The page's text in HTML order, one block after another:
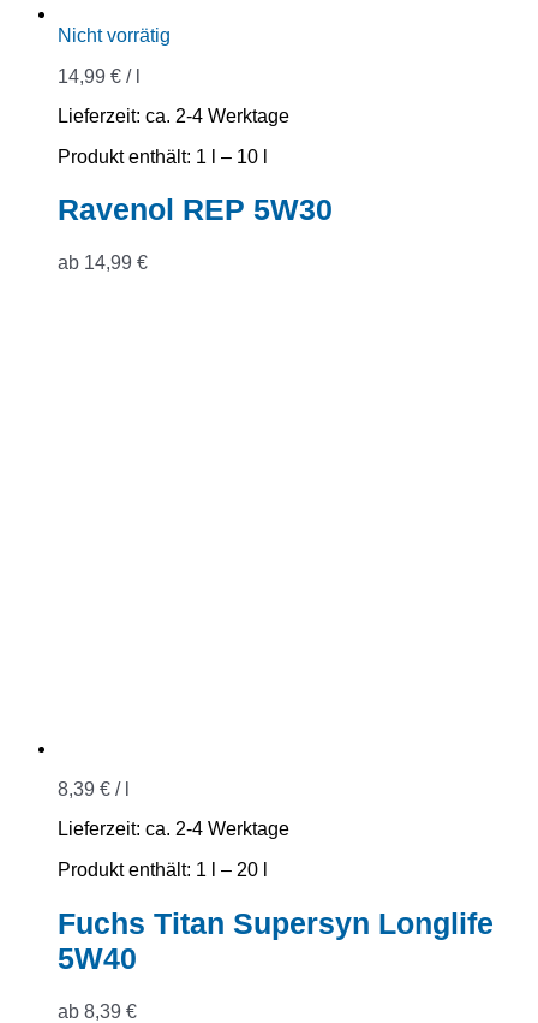
Nicht vorrätig
14,99 € /
Lieferzeit: ca. 2-4 Werktage
Produkt enthält: 1
– 10
Ravenol REP 5W30
ab 14,99 €
8,39 € /
Lieferzeit: ca. 2-4 Werktage
Produkt enthält: 1
– 20
Fuchs Titan Supersyn Longlife
5W40
ab 8,39 €